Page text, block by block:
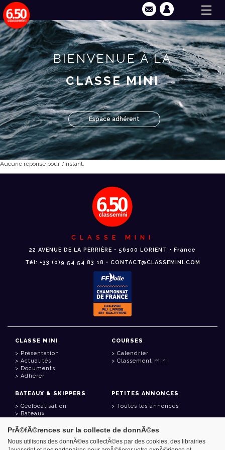
BIENVENUE À LA
CLASSE MINI
Espace adhérent
Aucune réponse pour l'instant.
CLASSE MINI
22 AVENUE DE LA PERRIÈRE • 56100 LORIENT • France
Tél: +33 (0)9 54 54 83 18 • CONTACT@CLASSEMINI.COM
CLASSE MINI
Présentation
Actualités
Documents
Adhérer
COURSES
Calendrier
Classement mini
BATEAUX & SKIPPERS
Géolocalisation
Bateaux
PETITES ANNONCES
Toutes les annonces
LIENS UTILES
PrÃ©fÃ©rences sur la collecte de donnÃ©es
Nous utilisons des donnÃ©es collectÃ©es par des cookies, des librairies